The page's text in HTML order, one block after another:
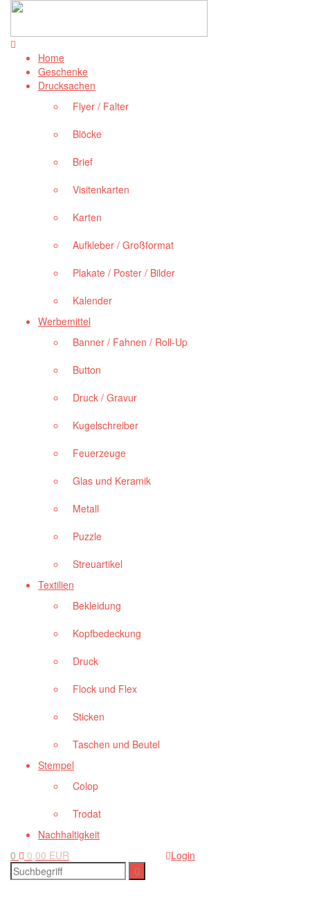
Home
Geschenke
Drucksachen
Flyer / Falter
Blöcke
Brief
Visitenkarten
Karten
Aufkleber / Großformat
Plakate / Poster / Bilder
Kalender
Werbemittel
Banner / Fahnen / Roll-Up
Button
Druck / Gravur
Kugelschreiber
Feuerzeuge
Glas und Keramik
Metall
Puzzle
Streuartikel
Textilien
Bekleidung
Kopfbedeckung
Druck
Flock und Flex
Sticken
Taschen und Beutel
Stempel
Colop
Trodat
Nachhaltigkeit
0
0,00 EUR Login